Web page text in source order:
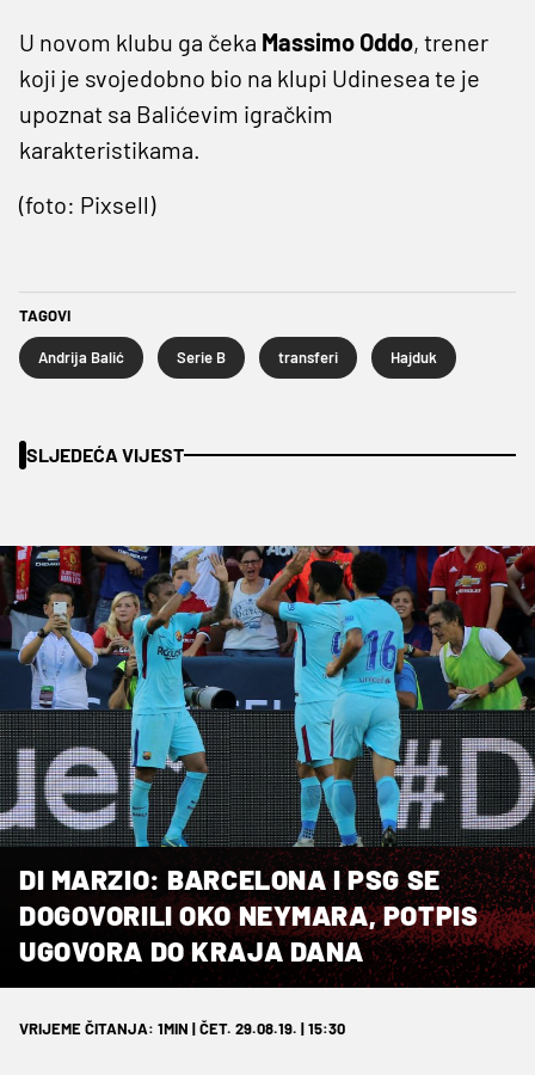
U novom klubu ga čeka Massimo Oddo, trener
koji je svojedobno bio na klupi Udinesea te je
upoznat sa Balićevim igračkim
karakteristikama.
(foto: Pixsell)
TAGOVI
Andrija Balić Serie B transferi Hajduk
SLJEDEĆA VIJEST
DI MARZIO: BARCELONA I PSG SE
DOGOVORILI OKO NEYMARA, POTPIS
UGOVORA DO KRAJA DANA
VRIJEME ČITANJA: 1MIN | ČET. 29.08.19. | 15:30